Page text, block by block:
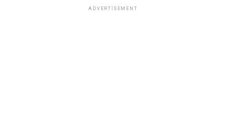
malzemeleri ve ev teçhizatları tedarikçisi olarak GROHE
ADVERTISEMENT